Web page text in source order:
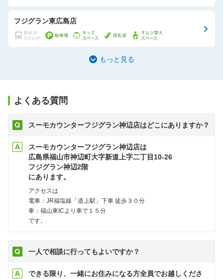
フジグラン東広島店
もっと見る
よくある質問
スーモカウンターフジグラン神辺店はどこにありますか？
スーモカウンターフジグラン神辺店は
広島県福山市神辺町大字新道上字二丁目10-26
フジグラン神辺2階
にあります。
アクセスは
電車：JR福塩線「道上駅」下車 徒歩３０分
車：福山東ICより車で１５分
です。
一人で相談に行ってもよいですか？
できる限り、一緒にお住みになる方全員でお越しくださ